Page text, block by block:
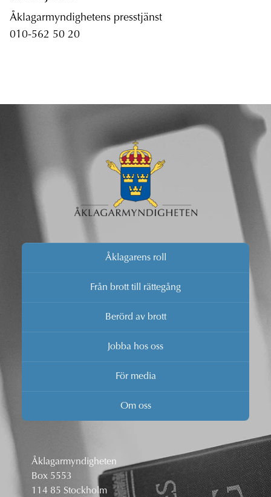
Åklagarmyndighetens presstjänst
010-562 50 20
Åklagarens roll
Från brott till rättegång
Berörd av brott
Jobba hos oss
För media
Om oss
Åklagarmyndigheten
Box 5553
114 85 Stockholm